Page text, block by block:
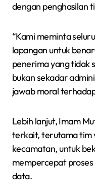
dengan penghasilan
“Kami meminta
lapangan untuk
penerima yang tidak
bukan sekadar
jawab moral
Lebih lanjut, Imam
terkait, terutama tim
kecamatan, untuk
mempercepat
data.